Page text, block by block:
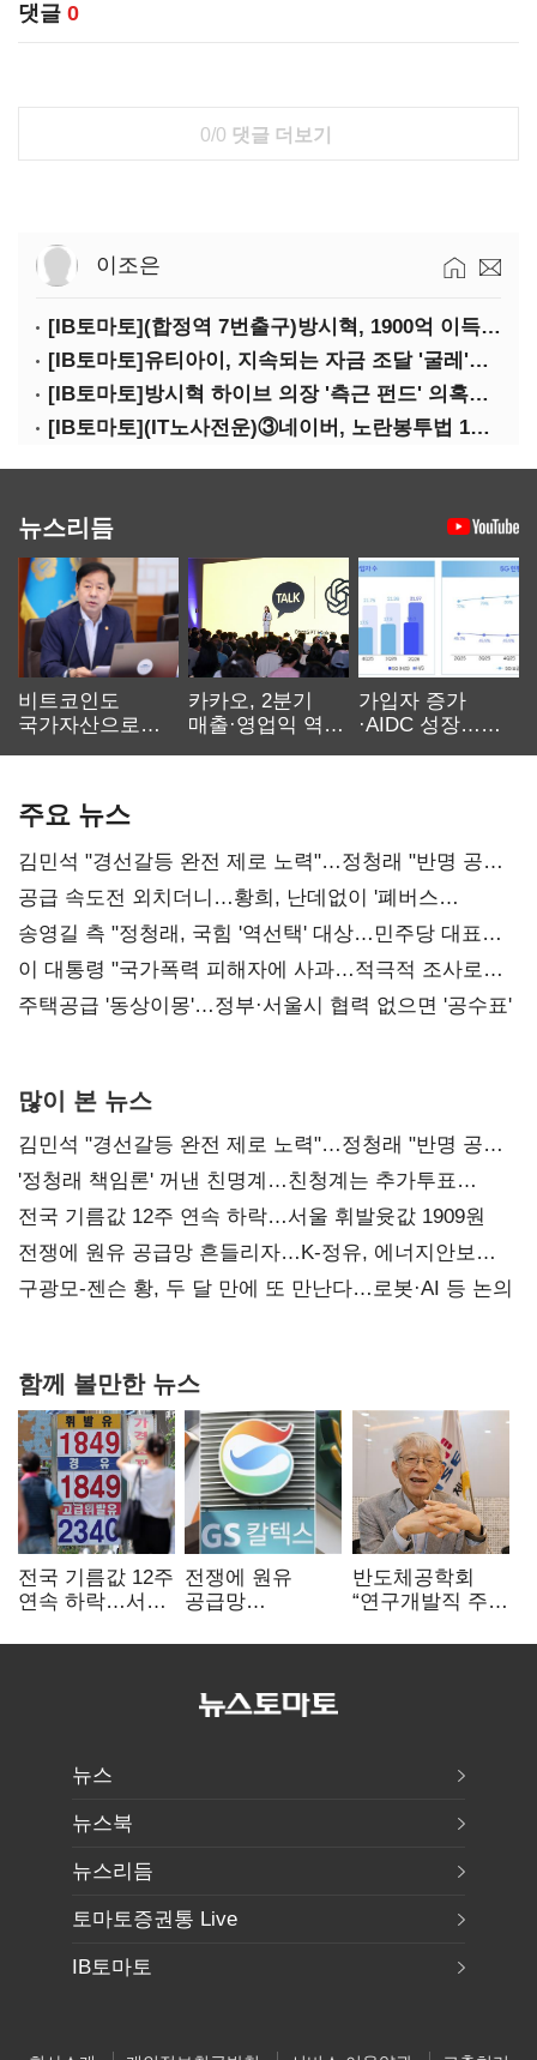
댓글 0
0/0 댓글 더보기
이조은
[IB토마토](합정역 7번출구)방시혁, 1900억 이득 논란…하이브 상장 진실은?
[IB토마토]유티아이, 지속되는 자금 조달 '굴레'…부채 리스크 고조
[IB토마토]방시혁 하이브 의장 '측근 펀드' 의혹…실상은 해외 투자 무산
[IB토마토](IT노사전운)③네이버, 노란봉투법 1호 되나…관건은 '진짜 주인'
뉴스리듬
비트코인도
국가자산으로…'
카카오, 2분기
매출·영업익 역대
가입자 증가
·AIDC 성장…
주요 뉴스
김민석 "경선갈등 완전 제로 노력"…정청래 "반명 공세
사과부터"
공급 속도전 외치더니…황희, 난데없이 '폐버스
리모델링' 제안
송영길 측 "정청래, 국힘 '역선택' 대상…민주당 대표로
총선 지휘 못해"
이 대통령 "국가폭력 피해자에 사과…적극적 조사로
진실 밝혀야"
주택공급 '동상이몽'…정부·서울시 협력 없으면 '공수표'
많이 본 뉴스
김민석 "경선갈등 완전 제로 노력"…정청래 "반명 공세
사과부터"
'정청래 책임론' 꺼낸 친명계…친청계는 추가투표
때리기
전국 기름값 12주 연속 하락…서울 휘발윳값 1909원
전쟁에 원유 공급망 흔들리자…K-정유, 에너지안보
핵심으로 재부상
구광모-젠슨 황, 두 달 만에 또 만난다…로봇·AI 등 논의
함께 볼만한 뉴스
전국 기름값 12주
연속 하락…서울
전쟁에 원유
공급망
정유, 에너지안보
반도체공학회
“연구개발직 주
개선해야”
뉴스
뉴스북
뉴스리듬
토마토증권통 Live
IB토마토